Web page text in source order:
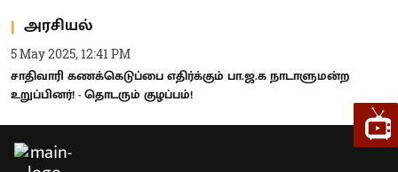
அரசியல்
5 May 2025, 12:41 PM
சாதிவாரி கணக்கெடுப்பை எதிர்க்கும் பா.ஜ.க நாடாளுமன்ற
உறுப்பினர்! - தொடரும் குழப்பம்!